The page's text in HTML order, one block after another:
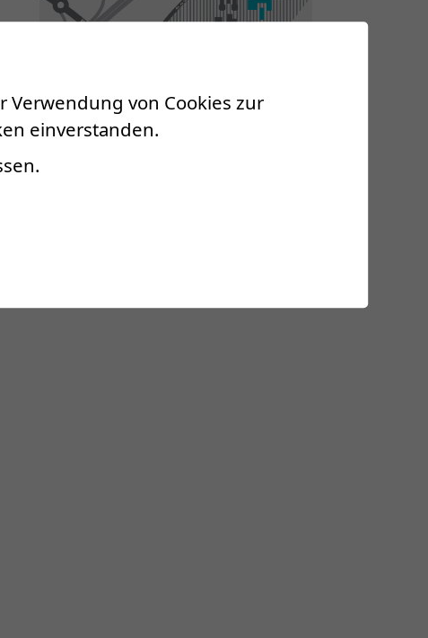
Verwendung von Cookies zur
einverstanden.